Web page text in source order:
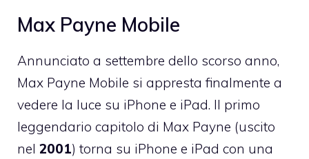
Max Payne Mobile
Annunciato a settembre dello scorso anno,
Max Payne Mobile si appresta finalmente a
vedere la luce su iPhone e iPad. Il primo
leggendario capitolo di Max Payne (uscito
nel 2001) torna su iPhone e iPad con una